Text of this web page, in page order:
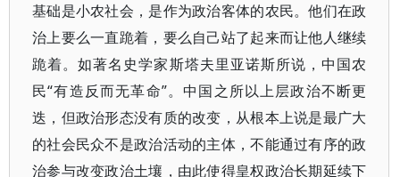
基础是小农社会，是作为政治客体的农民。他们在政
治上要么一直跪着，要么自己站了起来而让他人继续
跪着。如著名史学家斯塔夫里亚诺斯所说，中国农
民“有造反而无革命”。中国之所以上层政治不断更
迭，但政治形态没有质的改变，从根本上说是最广大
的社会民众不是政治活动的主体，不能通过有序的政
治参与改变政治土壤，由此使得皇权政治长期延续下